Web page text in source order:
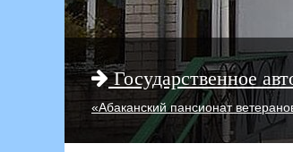
Государственное
«Абаканский пансионат